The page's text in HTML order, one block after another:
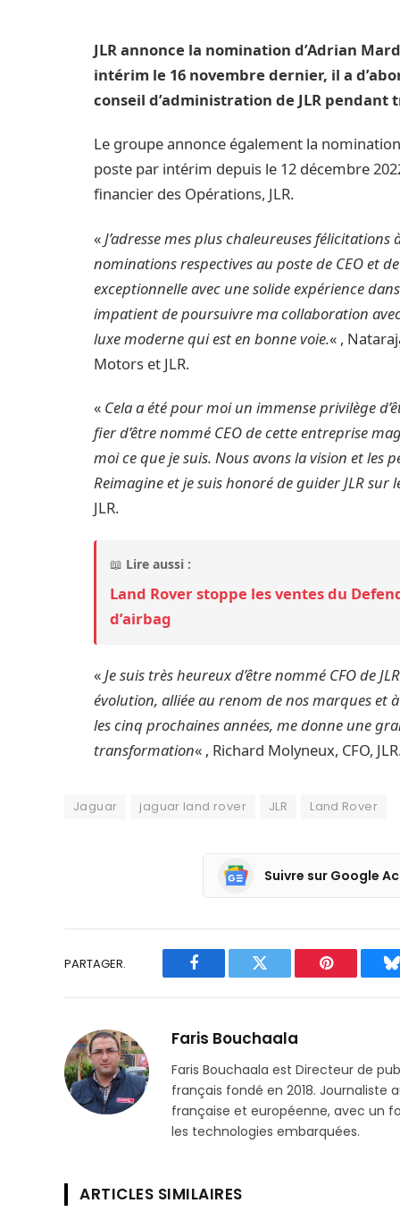
JLR annonce la nomination d’Adrian
intérim le 16 novembre dernier, il a
conseil d’administration de JLR pendant
Le groupe annonce également la
poste par intérim depuis le 12 décembre
financier des Opérations, JLR.
«J’adresse mes plus chaleureuses
nominations respectives au poste de CEO et
exceptionnelle avec une solide expérience
impatient de poursuivre ma collaboration
luxe moderne qui est en bonne voie.« ,
Motors et JLR.
« Cela a été pour moi un immense privilège
fier d’être nommé CEO de cette entreprise
moi ce que je suis. Nous avons la vision et
Reimagine et je suis honoré de guider JLR sur
JLR.
📖 Lire aussi :
Land Rover stoppe les ventes du
d’airbag
«Je suis très heureux d’être nommé CFO de
évolution, alliée au renom de nos marques et
les cinq prochaines années, me donne une
transformation« , Richard Molyneux, CFO,
Jaguar jaguar land rover JLR Land Rover
Suivre sur Google
PARTAGER.
Facebook Twitter Pinterest
Faris Bouchaala
Faris Bouchaala est Directeur de
français fondé en 2018. Journaliste
française et européenne, avec un
les technologies embarquées.
ARTICLES SIMILAIRES